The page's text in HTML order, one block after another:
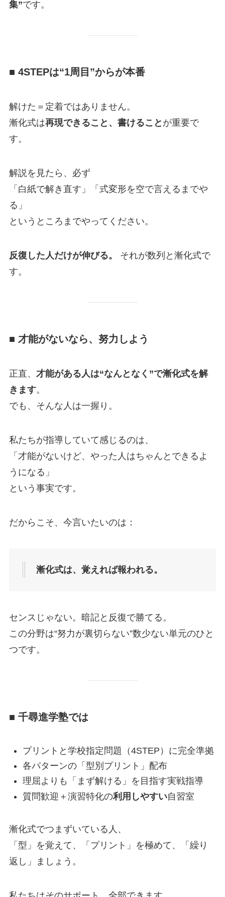
集”です。
■ 4STEPは“1周目”からが本番
解けた＝定着ではありません。
漸化式は再現できること、書けること が重要で
す。
解説を見たら、必ず
「白紙で解き直す」「式変形を空で言えるまでや
る」
というところまでやってください。
反復した人だけが伸びる。
それが数列と漸化式で
す。
■ 才能がないなら、努力しよう
正直、 才能がある人は“なんとなく”で漸化式を解
きます。
でも、そんな人は一握り。
私たちが指導していて感じるのは、
「才能がないけど、やった人はちゃんとできるよ
うになる」
という事実です。
だからこそ、今言いたいのは：
漸化式は、覚えれば報われる。
センスじゃない。暗記と反復で勝てる。
この分野は“努力が裏切らない”数少ない単元のひと
つです。
■ 千尋進学塾では
プリントと学校指定問題（4STEP）に完全準拠
各パターンの「型別プリント」配布
理屈よりも「まず解ける」を目指す実戦指導
質問歓迎＋演習特化の利用しやすい自習室
漸化式でつまずいている人、
「型」を覚えて、「プリント」を極めて、「繰り
返し」ましょう。